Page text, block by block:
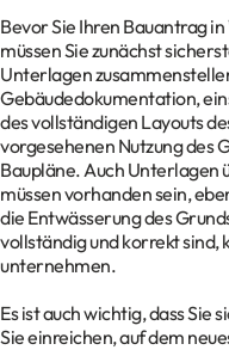
Bevor Sie Ihren Bauantrag
müssen Sie zunächst
Unterlagen
Gebäudedokumentation,
des vollständigen Layouts
vorgesehenen Nutzung des
Baupläne. Auch Unterlagen
müssen vorhanden sein,
die Entwässerung des
vollständig und korrekt sind,
unternehmen.
Es ist auch wichtig, dass Sie
Sie einreichen, auf dem